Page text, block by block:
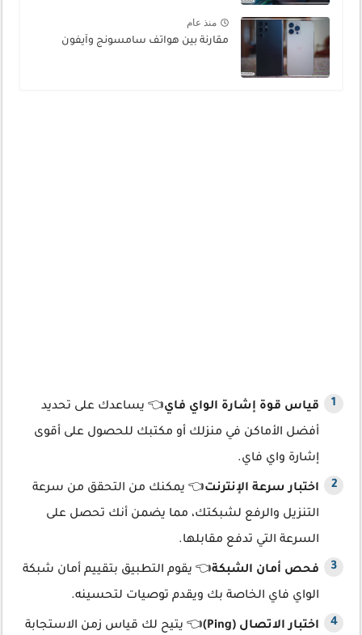
منذ عام
مقارنة بين هواتف سامسونج وآيفون
قياس قوة إشارة الواي فاي👈 يساعدك على تحديد
أفضل الأماكن في منزلك أو مكتبك للحصول على أقوى
إشارة واي فاي.
اختبار سرعة الإنترنت👈 يمكنك من التحقق من سرعة
التنزيل والرفع لشبكتك، مما يضمن أنك تحصل على
السرعة التي تدفع مقابلها.
فحص أمان الشبكة👈 يقوم التطبيق بتقييم أمان شبكة
الواي فاي الخاصة بك ويقدم توصيات لتحسينه.
اختبار الاتصال (Ping)
👈 يتيح لك قياس زمن الاستجابة